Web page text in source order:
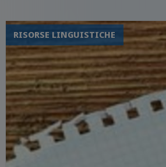
RISORSE LINGUISTICHE